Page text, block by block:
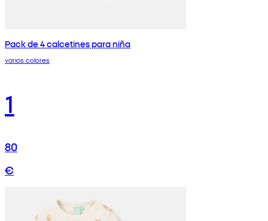
Pack de 4 calcetines para niña
varios colores
1
80
€